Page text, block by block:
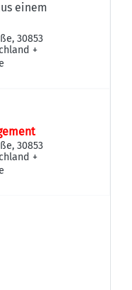
einem
30853
+
30853
+